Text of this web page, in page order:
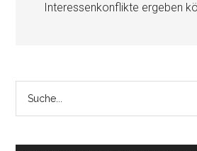
Interessenkonflikte ergeben